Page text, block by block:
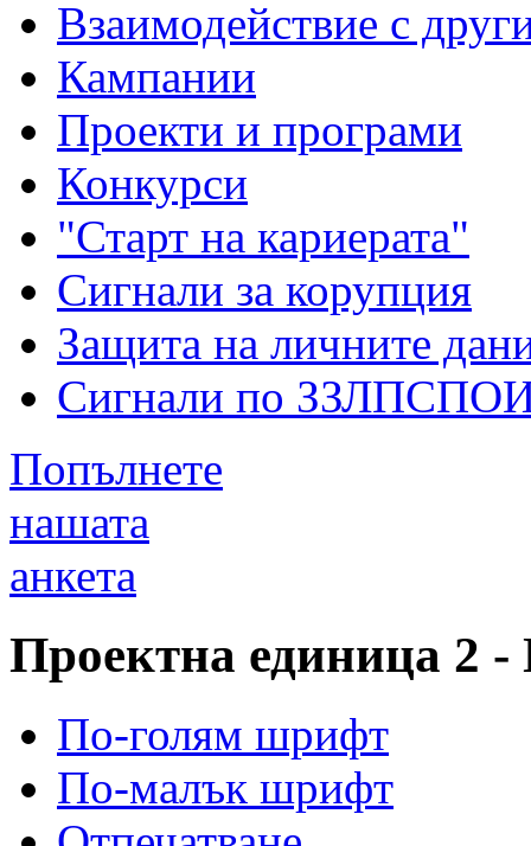
Взаимодействие с
Кампании
Проекти и програми
Конкурси
"Старт на кариерата"
Сигнали за корупция
Защита на личните
Сигнали по
Попълнете
нашата
анкета
Проектна единица 2 -
По-голям шрифт
По-малък шрифт